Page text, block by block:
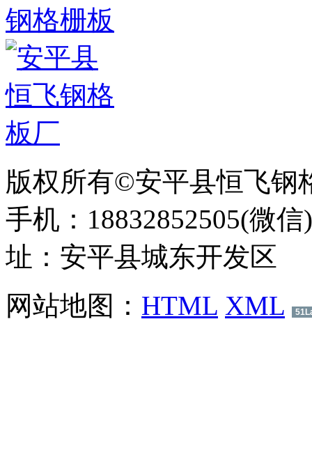
钢格栅板
版权所有©安平县恒飞钢
手机：18832852505(微
址：安平县城东开发区
网站地图： HTML XML